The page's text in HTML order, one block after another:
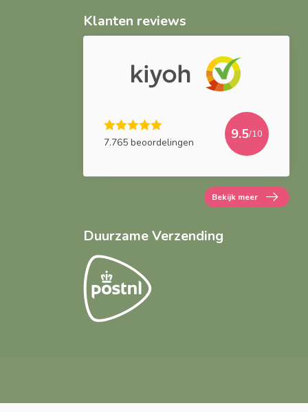
Klanten reviews
7.765 beoordelingen
9.5/10
Bekijk meer
Duurzame Verzending